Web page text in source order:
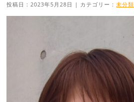
投稿日 : 2023年5月28日 | カテゴリー :未分類